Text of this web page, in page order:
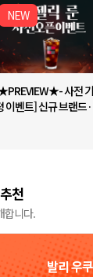
NEW
사전
이벤트] 신규 브랜드 <
천
합니다.
발리 우